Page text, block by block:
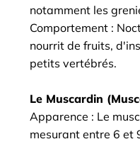
notamment les
Comportement :
nourrit de fruits,
petits vertébrés.
Le Muscardin
Apparence : Le
mesurant entre 6 et